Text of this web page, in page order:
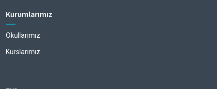
Kurumlarımız
Okullarımız
Kurslarımız